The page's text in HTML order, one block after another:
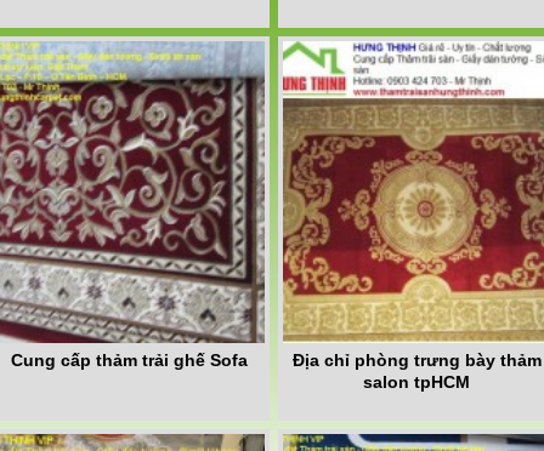
Cung cấp thảm trải ghế Sofa
Địa chỉ phòng trưng bày thảm
salon tpHCM